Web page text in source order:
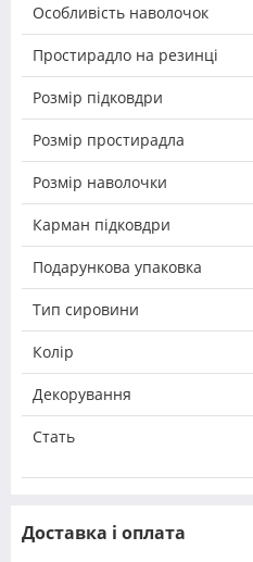
Особливість наволочок
Простирадло на резинці
Розмір підковдри
Розмір простирадла
Розмір наволочки
Карман підковдри
Подарункова упаковка
Тип сировини
Колір
Декорування
Стать
Доставка і оплата